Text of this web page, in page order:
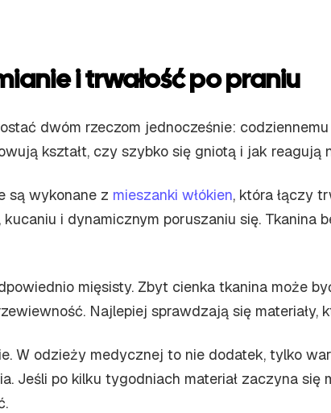
i trwałość po praniu
dwóm rzeczom jednocześnie:
kształt, czy szybko się gniotą i jak reagują
są wykonane z mieszanki włókien, która łączy
i dynamicznym poruszaniu się.
mięsisty. Zbyt cienka tkanina może
Najlepiej sprawdzają się materiały,
W odzieży medycznej to nie dodatek, tylko
Jeśli po kilku tygodniach materiał zaczyna